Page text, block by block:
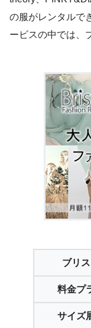
の服がレンタルで
ービスの中では、
ブリ
料金プ
サイズ